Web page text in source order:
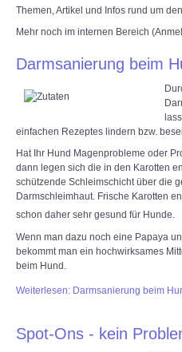
Themen, Artikel und Infos rund um
Mehr noch im internen Bereich
Darmsanierung beim
einfachen Rezeptes lindern bzw.
Hat Ihr Hund Magenprobleme oder
dann legen sich die in den Karotten
schützende Schleimschicht über die
Darmschleimhaut. Frische Karotten
schon daher sehr gesund für Hunde.
Wenn man dazu noch eine Papaya
bekommt man ein hochwirksames
beim Hund.
Weiterlesen: Darmsanierung beim
Spot-Ons - kein